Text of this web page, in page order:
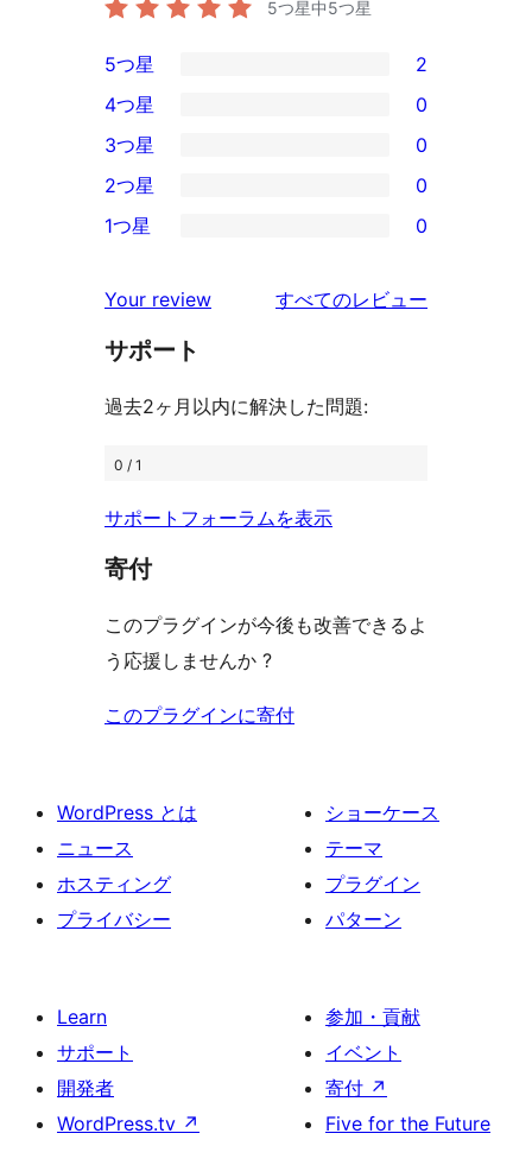
5つ星中5つ星
2
5-
星
レ
ビ
ー
5つ星 2
4-
星
レ
ュ
ー
4つ星 0
0
3-
星
ビ
ュ
3つ星 0
2-
レ
ビ
ー
2つ星 0
星
レ
ュ
ー
1つ星 0
Your review すべてのレビュー
サポート
過去2ヶ月以内に解決した問題:
0 / 1
サポートフォーラムを表示
寄付
このプラグインが今後も改善できるよ
う応援しませんか ?
このプラグインに寄付
WordPress とは
ニュース
ホスティング
プライバシー
ショーケース
テーマ
プラグイン
パターン
Learn
サポート
開発者
WordPress.tv ↗
参加・貢献
イベント
寄付 ↗
Five for the Future